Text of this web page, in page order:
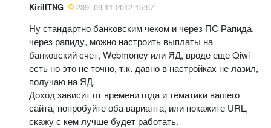
KirillTNG 239 09.11.2012 15:57
Ну стандартно банковским чеком и через ПС Рапида,
через рапиду, можно настроить выплаты на
банковский счет, Webmoney или ЯД, вроде еще Qiwi
есть но это не точно, т.к. давно в настройках не лазил,
получаю на ЯД.
Доход зависит от времени года и тематики вашего
сайта, попробуйте оба варианта, или покажите URL,
скажу с кем лучше будет работать.